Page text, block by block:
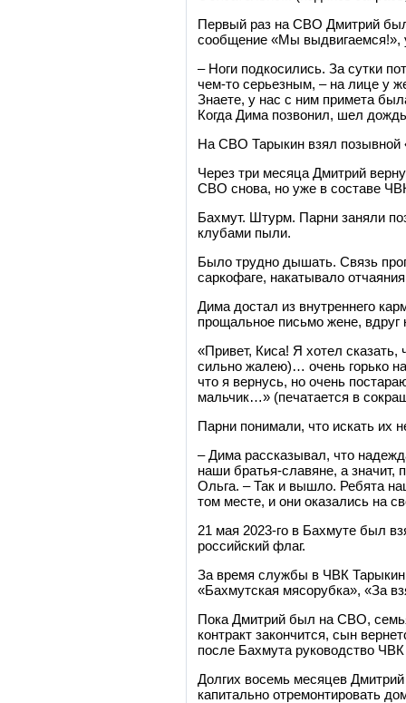
Первый раз на СВО Дмитрий был
сообщение «Мы выдвигаемся!»,
– Ноги подкосились. За сутки
чем-то серьезным, – на лице у
Знаете, у нас с ним примета
Когда Дима позвонил, шел
На СВО Тарыкин взял позывной
Через три месяца Дмитрий
СВО снова, но уже в составе
Бахмут. Штурм. Парни заняли
клубами пыли.
Было трудно дышать. Связь
саркофаге, накатывало
Дима достал из внутреннего
прощальное письмо жене, вдруг
«Привет, Киса! Я хотел
сильно жалею)… очень горько
что я вернусь, но очень
мальчик…» (печатается в
Парни понимали, что искать их
– Дима рассказывал, что
наши братья-славяне, а значит,
Ольга. – Так и вышло. Ребята
том месте, и они оказались на
21 мая 2023-го в Бахмуте был
российский флаг.
За время службы в ЧВК Тарыкин
«Бахмутская мясорубка», «За
Пока Дмитрий был на СВО,
контракт закончится, сын
после Бахмута руководство
Долгих восемь месяцев
капитально отремонтировать